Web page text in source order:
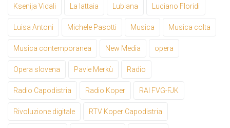
Ksenija Vidali La lattaia Lubiana Luciano Floridi
Luisa Antoni Michele Pasotti Musica Musica colta
Musica contemporanea New Media opera
Opera slovena Pavle Merkù Radio
Radio Capodistria Radio Koper RAI FVG-FJK
Rivoluzione digitale RTV Koper Capodistria